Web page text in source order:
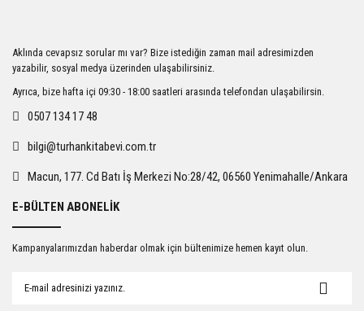
Aklında cevapsız sorular mı var? Bize istediğin zaman mail adresimizden
yazabilir, sosyal medya üzerinden ulaşabilirsiniz.
Ayrıca, bize hafta içi 09:30 - 18:00 saatleri arasında telefondan ulaşabilirsin.
0507 134 17 48
bilgi@turhankitabevi.com.tr
Macun, 177. Cd Batı İş Merkezi No:28/42, 06560 Yenimahalle/Ankara
E-BÜLTEN ABONELİK
Kampanyalarımızdan haberdar olmak için bültenimize hemen kayıt olun.